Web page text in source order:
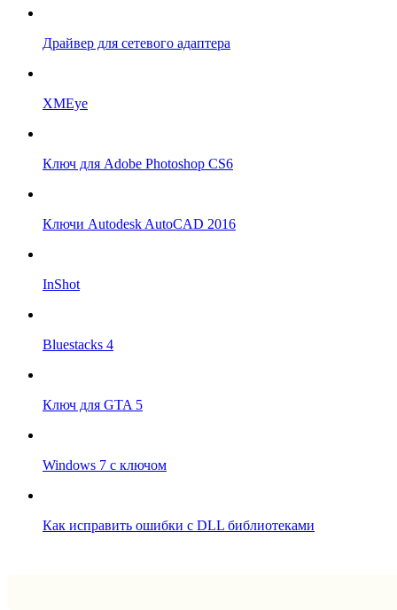
Драйвер для сетевого адаптера
XMEye
Ключ для Adobe Photoshop CS6
Ключи Autodesk AutoCAD 2016
InShot
Bluestacks 4
Ключ для GTA 5
Windows 7 с ключом
Как исправить ошибки с DLL библиотеками